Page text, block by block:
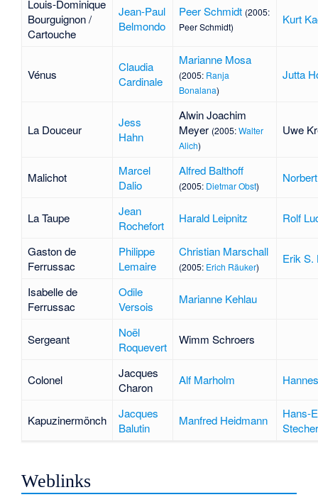
Louis-Dominique
Bourguignon /
Cartouche
Jean-Paul
Belmondo
Peer Schmidt (2005:
Peer Schmidt)
Kurt
Vénus
Claudia
Cardinale
Marianne Mosa
(2005: Ranja
Bonalana)
Jutta
La Douceur
Jess
Hahn
Alwin Joachim
Meyer (2005:Walter
Alich)
Uwe
Malichot
Marcel
Dalio
Alfred Balthoff
(2005: Dietmar Obst)
La Taupe
Jean
Rochefort
Harald Leipnitz Rolf
Gaston de
Ferrussac
Philippe
Lemaire
Christian Marschall
(2005: Erich Räuker)
Erik S.
Isabelle de
Ferrussac
Odile
Versois
Marianne Kehlau
Sergeant
Noël
Roquevert
Wimm Schroers
Colonel
Jacques
Charon
Alf Marholm
Kapuzinermönch
Jacques
Balutin
Manfred Heidmann
Hans-
Stecher
Weblinks